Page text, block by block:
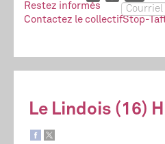
Restez informés
Contactez le collectifStop-
Le Lindois (16)